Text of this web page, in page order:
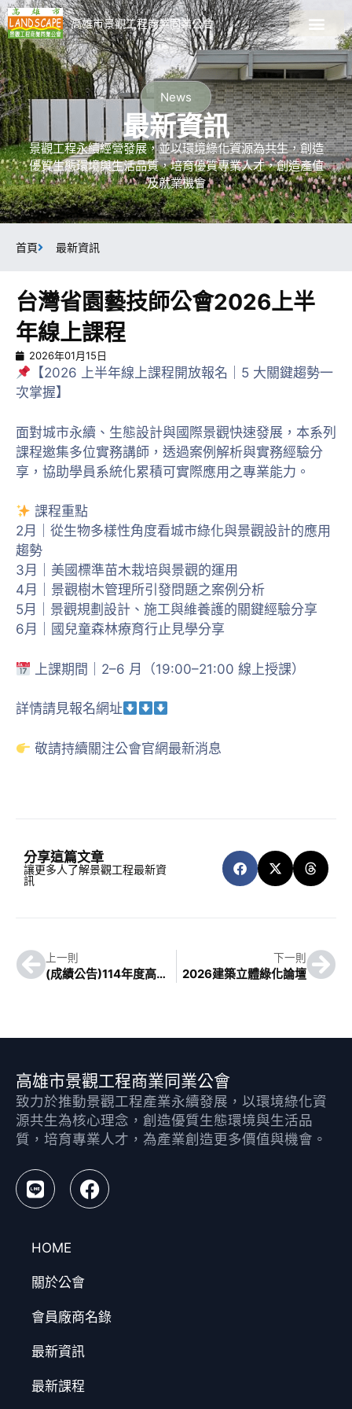
高雄市景觀工程商業同業公會
News
最新資訊
景觀工程永續經營發展，並以環境綠化資源為共生，創造
優質生態環境與生活品質，培育優質專業人才，創造產值
及就業機會
首頁 最新資訊
台灣省園藝技師公會2026上半
年線上課程
2026年01月15日
【2026 上半年線上課程開放報名｜5 大關鍵趨勢一
次掌握】
面對城市永續、生態設計與國際景觀快速發展，本系列
課程邀集多位實務講師，透過案例解析與實務經驗分
享，協助學員系統化累積可實際應用之專業能力。
課程重點
2月｜從生物多樣性角度看城市綠化與景觀設計的應用
趨勢
3月｜美國標準苗木栽培與景觀的運用
4月｜景觀樹木管理所引發問題之案例分析
5月｜景觀規劃設計、施工與維養護的關鍵經驗分享
6月｜國兒童森林療育行止見學分享
上課期間｜2–6 月（19:00–21:00 線上授課）
詳情請見報名網址
敬請持續關注公會官網最新消息
分享這篇文章
讓更多人了解景觀工程最新資
訊
上一則
(成績公告)114年度高雄市景觀樹木修剪技術人員認證班第三期 10/15-10/16
下一則
2026建築立體綠化論壇
高雄市景觀工程商業同業公會
致力於推動景觀工程產業永續發展，以環境綠化資
源共生為核心理念，創造優質生態環境與生活品
質，培育專業人才，為產業創造更多價值與機會。
HOME
關於公會
會員廠商名錄
最新資訊
最新課程